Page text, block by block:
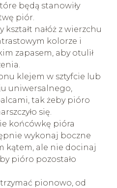
będą stanowiły
piór.
nałóż z wierzchu
kolorze i
zapasem, aby otulił
klejem w sztyfcie lub
uniwersalnego,
tak żeby pióro
się.
końcówkę pióra
wykonaj boczne
kątem, ale nie docinaj
pióro pozostało
pionowo, od